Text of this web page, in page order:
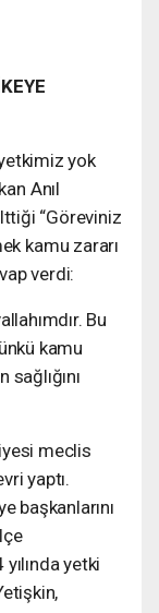
yok
Anıl
“Göreviniz
kamu zararı
verdi:
Bu
kamu
meclis
yaptı.
başkanlarını
yetki